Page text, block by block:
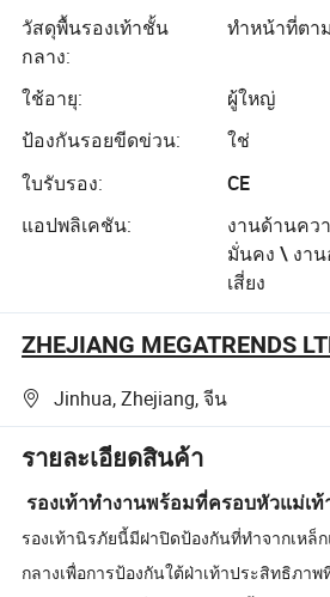
วัสดุพื้นรองเท้าชั้น
กลาง:
ทำหน้าที่ตา
ใช้อายุ:
ผู้ใหญ่
ป้องกันรอยขีดข่วน:
ใช่
ใบรับรอง:
CE
แอปพลิเคชัน:
งานด้านคว
มั่นคง \ งา
เสี่ยง
ZHEJIANG MEGATRENDS
Jinhua, Zhejiang, จีน
รายละเอียดสินค้า
รองเท้าทำงานพร้อมที่ครอบหัวแม่เท้
รองเท้านิรภัยนี้มีฝาปิดป้องกันที่ทำจากเหล็
กลางเพื่อการป้องกันใต้ฝ่าเท้าประสิทธิภาพ